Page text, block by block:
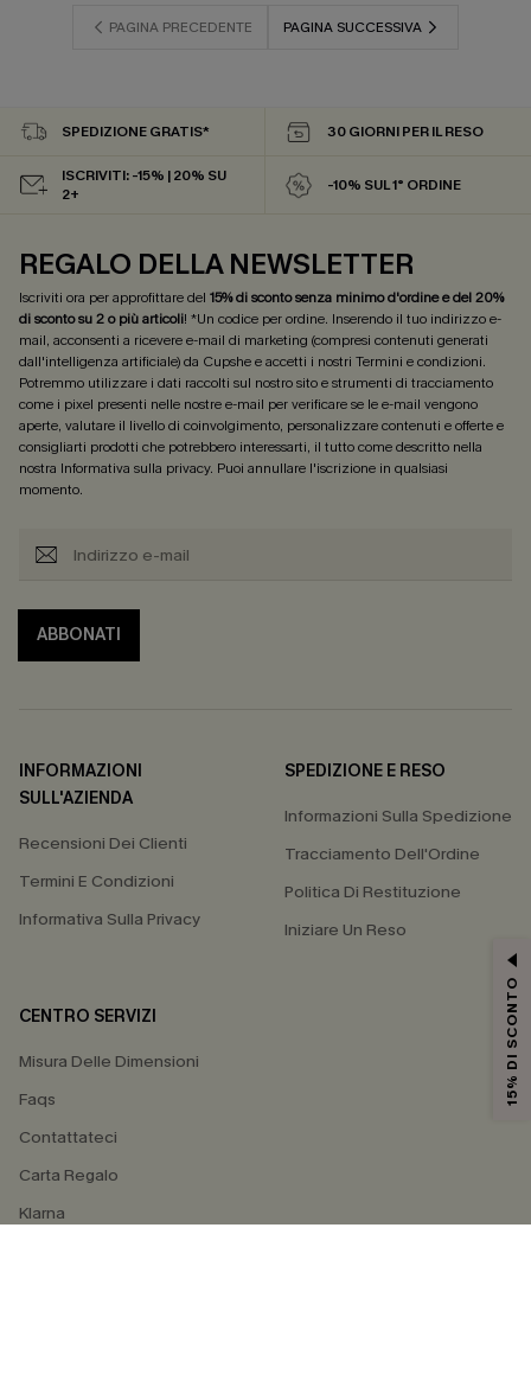
PAGINA PRECEDENTE PAGINA SUCCESSIVA
SPEDIZIONE GRATIS* 30 GIORNI PER IL RESO
ISCRIVITI: -15% | 20% SU
2+
-10% SUL 1° ORDINE
REGALO DELLA NEWSLETTER
Iscriviti ora per approfittare del 15% di sconto senza minimo d'ordine e del 20%
di sconto su 2 o più articoli! *Un codice per ordine. Inserendo il tuo indirizzo e-
mail, acconsenti a ricevere e-mail di marketing (compresi contenuti generati
dall'intelligenza artificiale) da Cupshe e accetti i nostri Termini e condizioni.
Potremmo utilizzare i dati raccolti sul nostro sito e strumenti di tracciamento
come i pixel presenti nelle nostre e-mail per verificare se le e-mail vengono
aperte, valutare il livello di coinvolgimento, personalizzare contenuti e offerte e
consigliarti prodotti che potrebbero interessarti, il tutto come descritto nella
nostra Informativa sulla privacy. Puoi annullare l'iscrizione in qualsiasi
momento.
ABBONATI
INFORMAZIONI
SULL'AZIENDA
Recensioni Dei Clienti
Termini E Condizioni
Informativa Sulla Privacy
SPEDIZIONE E RESO
Informazioni Sulla Spedizione
Tracciamento Dell'Ordine
Politica Di Restituzione
Iniziare Un Reso
CENTRO SERVIZI
Misura Delle Dimensioni
Faqs
Contattateci
Carta Regalo
Klarna
15% DI SCONTO